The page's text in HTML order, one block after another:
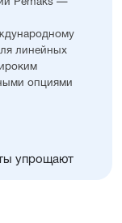
Pemaks —
линейных
опциями
упрощают